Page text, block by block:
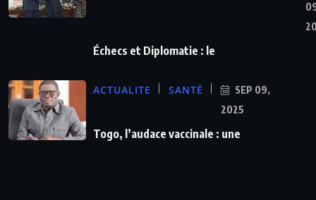
Échecs et Diplomatie : le
ACTUALITE SANTÉ
SEP 09,
2025
Togo, l’audace vaccinale : une